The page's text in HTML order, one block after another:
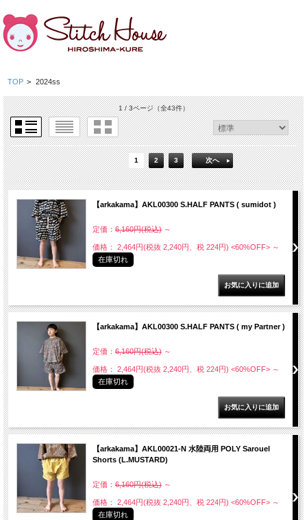
TOP > 2024ss
1 / 3ページ（全43件）
1 2 3 次へ
【arkakama】AKL00300 S.HALF PANTS ( sumidot )
定価： 6,160円(税込) ～
価格： 2,464円(税抜 2,240円、税 224円) <60%OFF> ～
在庫切れ
【arkakama】AKL00300 S.HALF PANTS ( my Partner )
定価： 6,160円(税込) ～
価格： 2,464円(税抜 2,240円、税 224円) <60%OFF> ～
在庫切れ
【arkakama】AKL00021-N 水陸両用 POLY Sarouel
Shorts (L.MUSTARD)
定価： 6,160円(税込) ～
価格： 2,464円(税抜 2,240円、税 224円) <60%OFF> ～
在庫切れ